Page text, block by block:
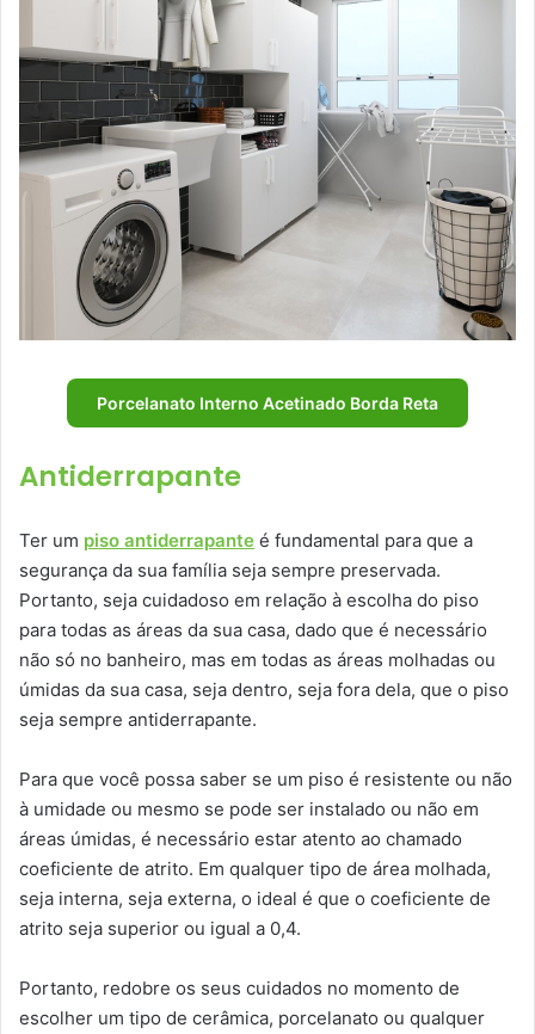
Porcelanato Interno Acetinado Borda Reta
Antiderrapante
Ter um piso antiderrapante é fundamental para que a
segurança da sua família seja sempre preservada.
Portanto, seja cuidadoso em relação à escolha do piso
para todas as áreas da sua casa, dado que é necessário
não só no banheiro, mas em todas as áreas molhadas ou
úmidas da sua casa, seja dentro, seja fora dela, que o piso
seja sempre antiderrapante.
Para que você possa saber se um piso é resistente ou não
à umidade ou mesmo se pode ser instalado ou não em
áreas úmidas, é necessário estar atento ao chamado
coeficiente de atrito. Em qualquer tipo de área molhada,
seja interna, seja externa, o ideal é que o coeficiente de
atrito seja superior ou igual a 0,4.
Portanto, redobre os seus cuidados no momento de
escolher um tipo de cerâmica, porcelanato ou qualquer